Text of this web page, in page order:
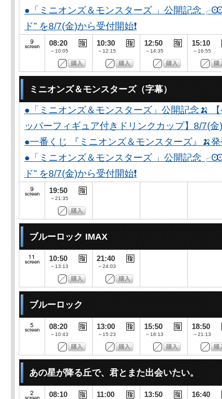
●「ミニオンズ＆モンスターズ 」公開記念
ド” を8/7(金)から受付開始❗️
08:20
～10:05
10:30
～12:15
12:50
～14:35
15:10
～16:55
ミニオンズ＆モンスターズ（字幕）
●「ミニオンズ＆モンスターズ」公開記念🍌
ッパーフィギュア付きドリンクカップ】8/7(金
●一番くじ 『ミニオンズ＆モンスターズ』🍌
●「ミニオンズ＆モンスターズ 」公開記念
ド” を8/7(金)から受付開始❗️
19:50
～21:35
ブルーロック IMAX
10:50
～13:13
21:40
～24:03
ブルーロック
08:20
～10:43
13:00
～15:23
15:50
～18:13
18:50
～21:13
あの星が降る丘で、君とまた出会いたい。
08:10 11:00 13:50 16:40